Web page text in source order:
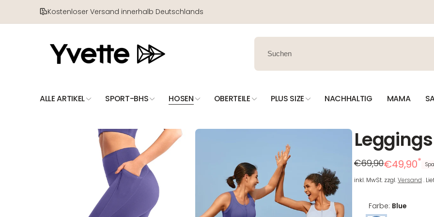
Kostenloser Versand innerhalb Deutschlands
ALLE ARTIKEL SPORT-BHS HOSEN OBERTEILE PLUS SIZE NACHHALTIG MAMA
Regulärer
Preis
€69,90
Reduzierter
Preis
€49,90*
inkl. MwSt. zzgl.Versand .
Farbe: Blue